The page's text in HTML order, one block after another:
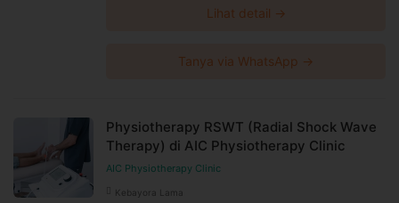
Lihat detail →
Tanya via WhatsApp →
Physiotherapy RSWT (Radial Shock Wave
Therapy) di AIC Physiotherapy Clinic
AIC Physiotherapy Clinic
Kebayora Lama